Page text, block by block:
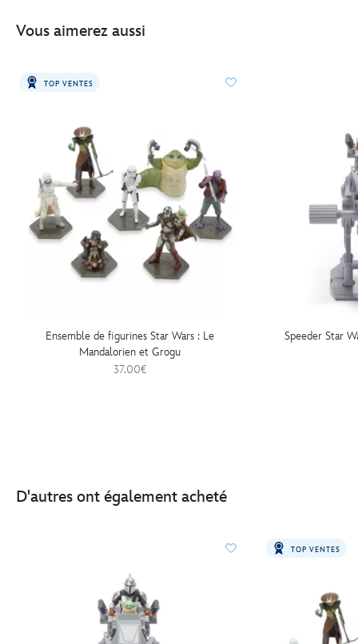
http://schema.org/InStock
Vous aimerez aussi
TOP VENTES
Ensemble de figurines Star Wars : Le
Mandalorien et Grogu
37.00€
Speeder Star
D'autres ont également acheté
TOP VENTES